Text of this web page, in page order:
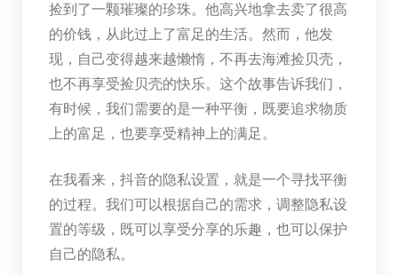
捡到了一颗璀璨的珍珠。他高兴地拿去卖了很高
的价钱，从此过上了富足的生活。然而，他发
现，自己变得越来越懒惰，不再去海滩捡贝壳，
也不再享受捡贝壳的快乐。这个故事告诉我们，
有时候，我们需要的是一种平衡，既要追求物质
上的富足，也要享受精神上的满足。
在我看来，抖音的隐私设置，就是一个寻找平衡
的过程。我们可以根据自己的需求，调整隐私设
置的等级，既可以享受分享的乐趣，也可以保护
自己的隐私。